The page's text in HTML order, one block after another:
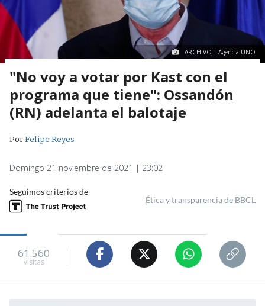
ARCHIVO | Agencia UNO
"No voy a votar por Kast con el
programa que tiene": Ossandón
(RN) adelanta el balotaje
PorFelipe Reyes
Domingo 21 noviembre de 2021 | 23:02
Seguimos criterios de
Ética y transparencia de BBCL
61.560
visitas